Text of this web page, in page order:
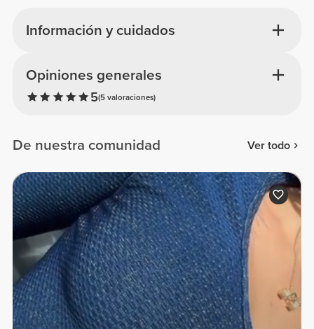
Información y cuidados
Opiniones generales
5(5 valoraciones)
De nuestra comunidad Ver todo